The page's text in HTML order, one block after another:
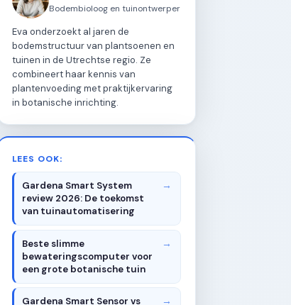
Bodembioloog en tuinontwerper
Eva onderzoekt al jaren de
bodemstructuur van plantsoenen en
tuinen in de Utrechtse regio. Ze
combineert haar kennis van
plantenvoeding met praktijkervaring
in botanische inrichting.
LEES OOK:
Gardena Smart System
review 2026: De toekomst
van tuinautomatisering
Beste slimme
bewateringscomputer voor
een grote botanische tuin
Gardena Smart Sensor vs